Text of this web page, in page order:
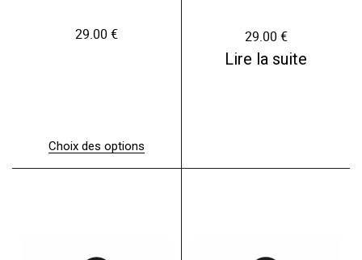
29.00 €
Choix des options
e
29.00 €
Lire la suite